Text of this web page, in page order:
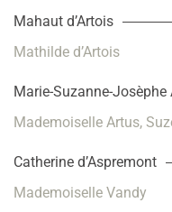
Mahaut d’Artois
Mathilde d’Artois
Marie-Suzanne-Josèphe
Mademoiselle Artus,
Catherine d’Aspremont
Mademoiselle Vandy